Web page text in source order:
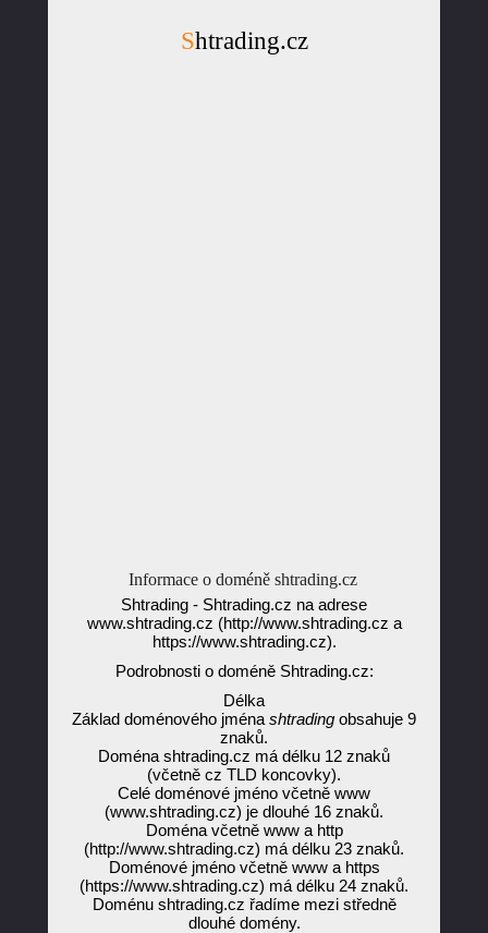
Shtrading.cz
Informace o doméně shtrading.cz
Shtrading - Shtrading.cz na adrese
www.shtrading.cz (http://www.shtrading.cz a
https://www.shtrading.cz).
Podrobnosti o doméně Shtrading.cz:
Délka
Základ doménového jména shtrading obsahuje 9
znaků.
Doména shtrading.cz má délku 12 znaků
(včetně cz TLD koncovky).
Celé doménové jméno včetně www
(www.shtrading.cz) je dlouhé 16 znaků.
Doména včetně www a http
(http://www.shtrading.cz) má délku 23 znaků.
Doménové jméno včetně www a https
(https://www.shtrading.cz) má délku 24 znaků.
Doménu shtrading.cz řadíme mezi středně
dlouhé domény.